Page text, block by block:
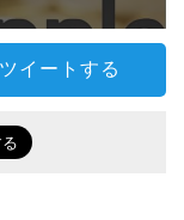
ツイートする